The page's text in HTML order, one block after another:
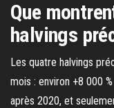
Que
halvings
Les quatre halvings
mois : environ +8 000
après 2020, et